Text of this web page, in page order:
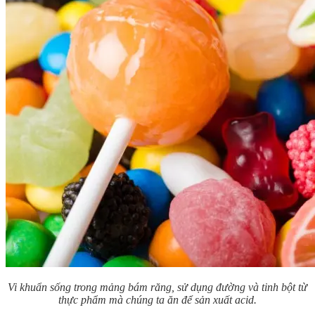
Vi khuẩn sống trong mảng bám răng, sử dụng đường và tinh bột từ
thực phẩm mà chúng ta ăn để sản xuất acid.